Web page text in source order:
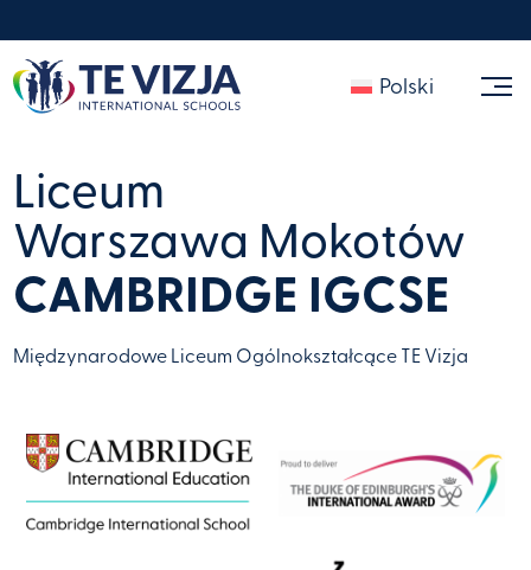
Polski
Liceum
Warszawa Mokotów
CAMBRIDGE IGCSE​
Międzynarodowe Liceum Ogólnokształcące TE Vizja